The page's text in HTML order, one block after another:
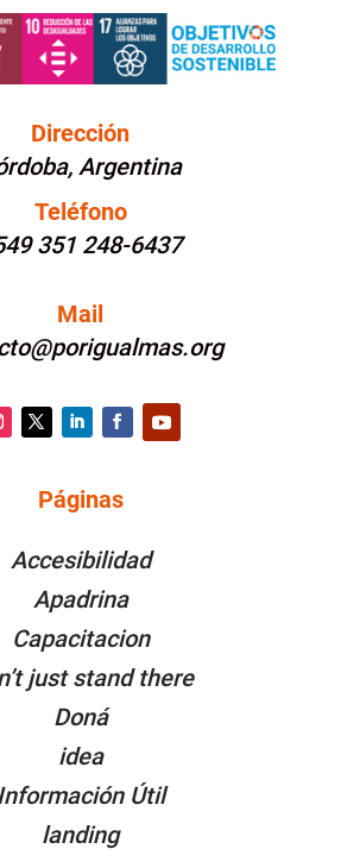
Dirección
Argentina
Teléfono
351 248-6437
Mail
Facebook
Páginas
Accesibilidad
Apadrina
Capacitacion
just stand there
Doná
idea
Útil
landing